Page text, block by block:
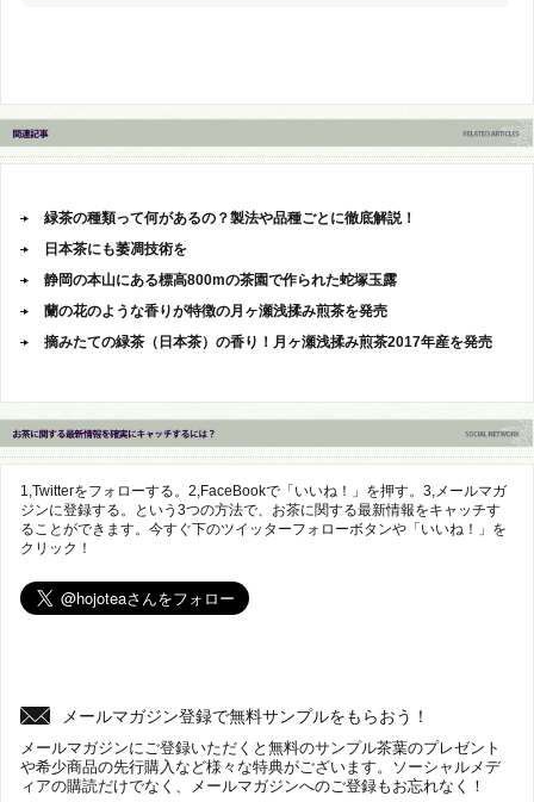
緑茶の種類って何があるの？製法や品種ごとに徹底解説！
日本茶にも萎凋技術を
静岡の本山にある標高800mの茶園で作られた蛇塚玉露
蘭の花のような香りが特徴の月ヶ瀬浅揉み煎茶を発売
摘みたての緑茶（日本茶）の香り！月ヶ瀬浅揉み煎茶2017年産を発売
1,Twitterをフォローする。2,FaceBookで「いいね！」を押す。3,メールマガ
ジンに登録する。という3つの方法で、お茶に関する最新情報をキャッチす
ることができます。今すぐ下のツイッターフォローボタンや「いいね！」を
クリック！
メールマガジン登録で無料サンプルをもらおう！
メールマガジンにご登録いただくと無料のサンプル茶葉のプレゼント
や希少商品の先行購入など様々な特典がございます。ソーシャルメデ
ィアの購読だけでなく、メールマガジンへのご登録もお忘れなく！